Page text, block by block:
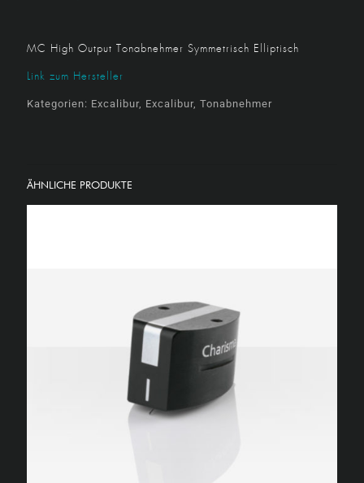
MC High Output Tonabnehmer Symmetrisch Elliptisch
Link zum Hersteller
Kategorien: Excalibur, Excalibur, Tonabnehmer
ÄHNLICHE PRODUKTE